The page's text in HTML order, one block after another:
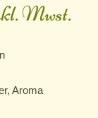
Mwst.
Aroma